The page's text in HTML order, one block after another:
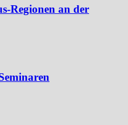
Regionen an der